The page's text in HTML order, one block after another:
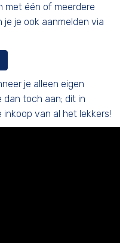
met één of meerdere
je ook aanmelden via
je alleen eigen
dan toch aan; dit in
van al het lekkers!